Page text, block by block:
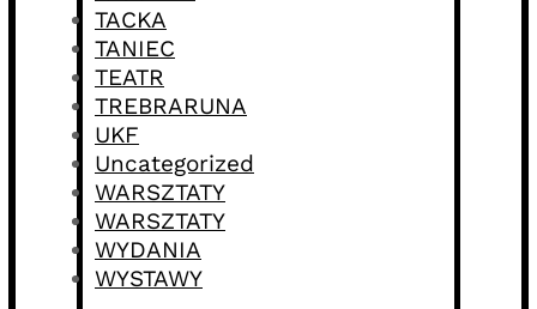
TACKA
TANIEC
TEATR
TREBRARUNA
UKF
Uncategorized
WARSZTATY
WARSZTATY
WYDANIA
WYSTAWY